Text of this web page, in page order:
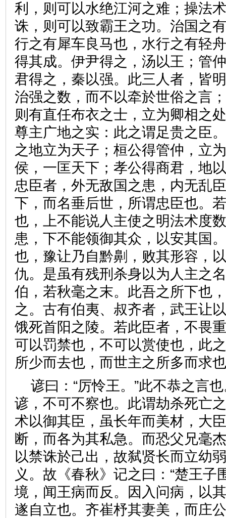
利，则可以水绝江河之难；操法
诛，则可以致霸王之功。治国之
行之有犀车良马也，水行之有轻
得其成。伊尹得之，汤以王；管
君得之，秦以强。此三人者，皆
治强之数，而不以牵於世俗之言
则有直任布衣之士，立为卿相之
尊主广地之实：此之谓足贵之臣
之地立为天子；桓公得管仲，立
侯，一匡天下；孝公得商君，地
忠臣者，外无敌国之患，内无乱
下，而名垂后世，所谓忠臣也。
也，上不能说人主使之明法术度
患，下不能领御其众，以安其国
也，豫让乃自黔劓，败其形容，
仇。是虽有残刑杀身以为人主之
伯，若秋毫之末。此吾之所下也
之。古有伯夷、叔齐者，武王让
饿死首阳之陵。若此臣者，不畏
可以罚禁也，不可以赏使也，此
所少而去也，而世主之所多
谚曰：“厉怜王。”此不恭之言
谚，不可不察也。此谓劫杀死亡
术以御其臣，虽长年而美材，大
断，而各为其私急。而恐父兄毫
以禁诛於己出，故弑贤长而立幼
义。故《春秋》记之曰：“楚王子
境，闻王病而反。因入问病，以
遂自立也。齐崔杼其妻美，而庄